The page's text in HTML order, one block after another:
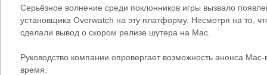
Серьёзное волнение среди поклонников игры вызвало
установщика Overwatch на эту платформу. Несмотря на то,
сделали вывод о скором релизе шутера на Mac.
Руководство компании опровергает возможность анонса
время.